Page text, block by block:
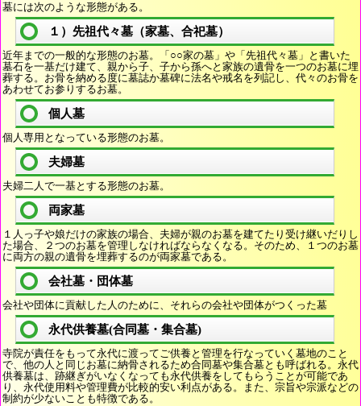
墓には次のような形態がある。
１）先祖代々墓（家墓、合祀墓）
近年までの一般的な形態のお墓。「○○家の墓」や「先祖代々墓」と書いた
墓石を一基だけ建て、親から子、子から孫へと家族の遺骨を一つのお墓に埋
葬する。お骨を納める度に墓誌か墓碑に法名や戒名を列記し、代々のお骨を
あわせてお参りするお墓。
個人墓
個人専用となっている形態のお墓。
夫婦墓
夫婦二人で一基とする形態のお墓。
両家墓
１人っ子や娘だけの家族の場合、夫婦が親のお墓を建てたり受け継いだりし
た場合、２つのお墓を管理しなければならなくなる。そのため、１つのお墓
に両方の親の遺骨を埋葬するのが両家墓である。
会社墓・団体墓
会社や団体に貢献した人のために、それらの会社や団体がつくった墓
永代供養墓(合同墓・集合墓)
寺院が責任をもって永代に渡ってご供養と管理を行なっていく墓地のこと
で、他の人と同じお墓に納骨されるため合同墓や集合墓とも呼ばれる。永代
供養墓は、跡継ぎがいなくなっても永代供養をしてもらうことが可能であ
り、永代使用料や管理費が比較的安い利点がある。また、宗旨や宗派などの
制約が少ないことも特徴である。